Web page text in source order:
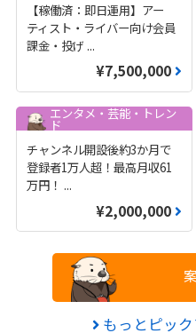
【稼働済：即日運用】アー
ティスト・ライバー向け会員
課金・投げ ...
¥7,500,000
エンタメ・芸能・トレン
ド
チャンネル開設後約3か月で
登録者1万人超！最高月収61
万円！ ...
¥2,000,000
もっとピッ